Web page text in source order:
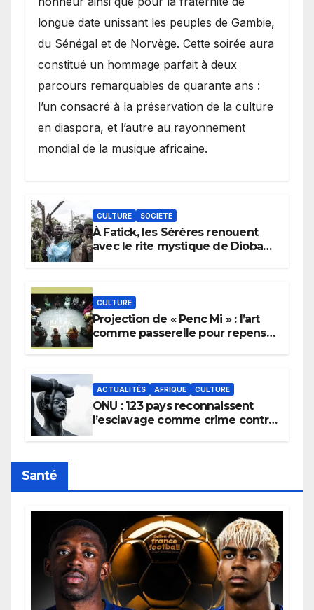
longue date unissant les peuples de Gambie,
du Sénégal et de Norvège. Cette soirée aura
constitué un hommage parfait à deux
parcours remarquables de quarante ans :
l’un consacré à la préservation de la culture
en diaspora, et l’autre au rayonnement
mondial de la musique africaine.
CULTURE SOCIÉTÉ
À Fatick, les Sérères renouent
avec le rite mystique de Diobaye
CULTURE
Projection de « Penc Mi » : l’art
comme passerelle pour repenser
ACTUALITÉS AFRIQUE CULTURE
ONU : 123 pays reconnaissent
l’esclavage comme crime contre
Santé